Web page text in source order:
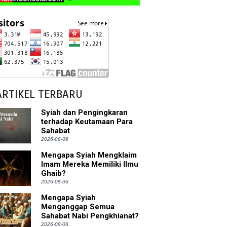
TERBARU
Syiah dan Pengingkaran
terhadap Keutamaan Para
Sahabat
2026-08-06
Mengapa Syiah Mengklaim
Imam Mereka Memiliki Ilmu
Ghaib?
2026-08-06
Mengapa Syiah
Menganggap Semua
Sahabat Nabi Pengkhianat?
2026-08-06